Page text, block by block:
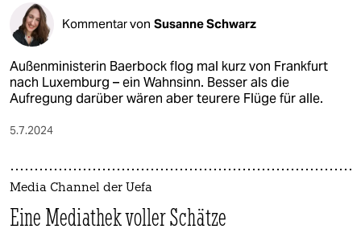
Kommentar von Susanne Schwarz
Außenministerin Baerbock flog mal kurz von Frankfurt
nach Luxemburg – ein Wahnsinn. Besser als die
Aufregung darüber wären aber teurere Flüge für alle.
5.7.2024
Media Channel der Uefa
Eine Mediathek voller Schätze